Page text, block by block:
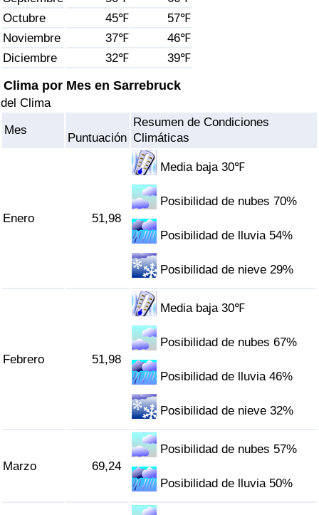
Octubre
45℉
57℉
Noviembre
37℉
46℉
Diciembre
32℉ 39℉
Clima por Mes en Sarrebruck
del Clima
Mes
Puntuación
Resumen de Condiciones
Climáticas
Enero 51,98
Media baja 30℉
Posibilidad de nubes 70%
Posibilidad de lluvia 54%
Posibilidad de nieve 29%
Febrero 51,98
Media baja 30℉
Posibilidad de nubes 67%
Posibilidad de lluvia 46%
Posibilidad de nieve 32%
Marzo 69,24
Posibilidad de nubes 57%
Posibilidad de lluvia 50%
Índice de criminalidad por país
Sanidad
Índice de Sanidad (Actual)
Índice de Sanidad por País
Índice de Contaminación (Actual)
Índice de contaminación
Índice de Contaminación por País
Índice de Tráfico (Actual)
Índice de Tráfico por País